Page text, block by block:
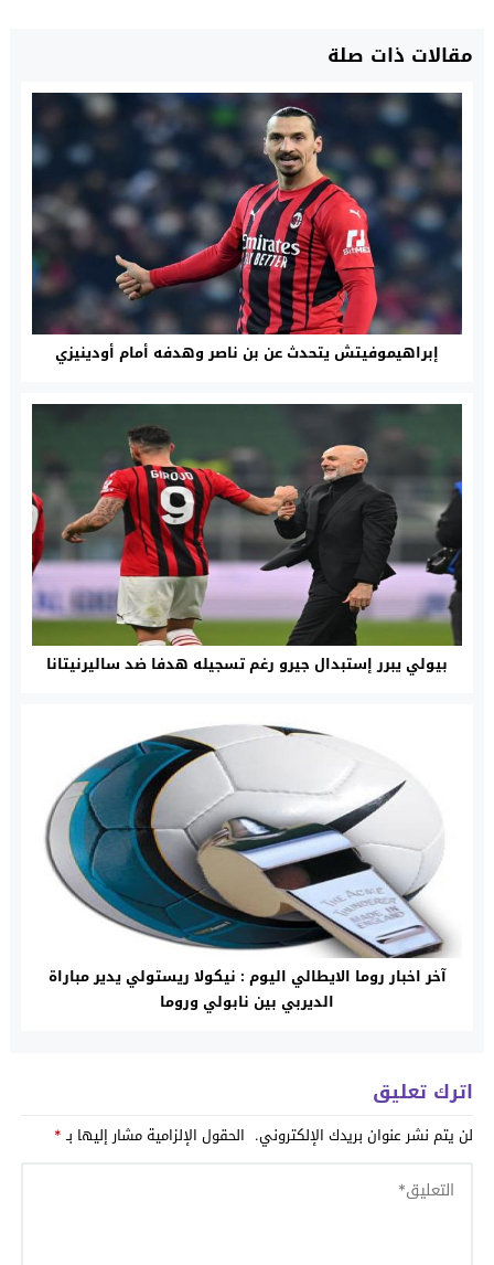
مقالات ذات صلة
إبراهيموفيتش يتحدث عن بن ناصر وهدفه أمام أودينيزي
بيولي يبرر إستبدال جيرو رغم تسجيله هدفا ضد ساليرنيتانا
آخر اخبار روما الايطالي اليوم : نيكولا ريستولي يدير مباراة
الديربي بين نابولي وروما
اترك تعليق
لن يتم نشر عنوان بريدك الإلكتروني. الحقول الإلزامية مشار إليها بـ*